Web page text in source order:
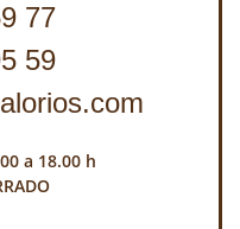
77
59
a 18.00 h